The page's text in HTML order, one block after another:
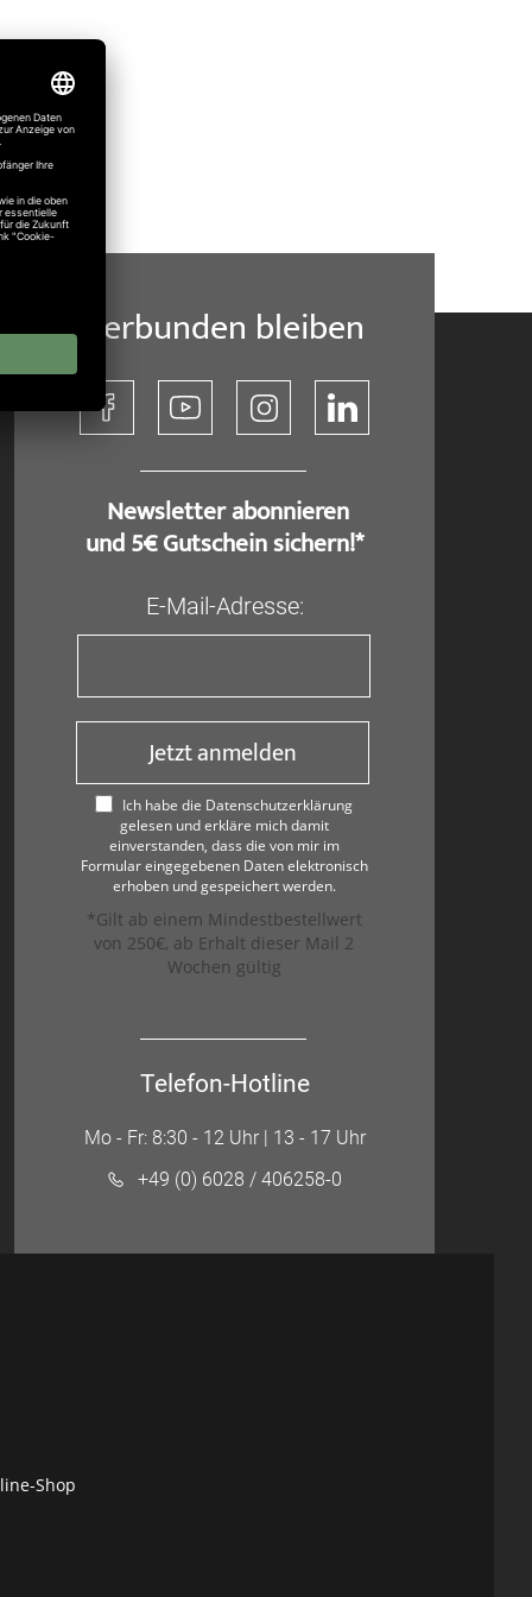
Verbunden bleiben
​ Newsletter abonnieren
und 5€ Gutschein sichern!*
E-Mail-Adresse:
Jetzt anmelden
Ich habe die Datenschutzerklärung
gelesen und erkläre mich damit
einverstanden, dass die von mir im
Formular eingegebenen Daten elektronisch
erhoben und gespeichert werden.
*Gilt ab einem Mindestbestellwert
von 250€, ab Erhalt dieser Mail 2
Wochen gültig
Telefon-Hotline
Mo - Fr: 8:30 - 12 Uhr | 13 - 17 Uhr
+49 (0) 6028 / 406258-0
Shop